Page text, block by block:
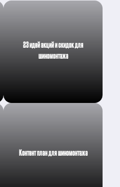
23 идей акций и скидок для
шиномонтажа
Контент план для шиномонтажа